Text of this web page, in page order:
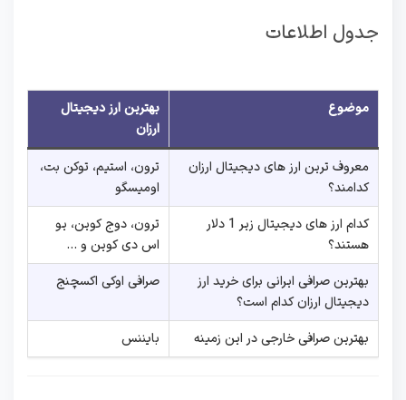
جدول اطلاعات
موضوع
بهترین ارز دیجیتال
ارزان
معروف ترین ارز های دیجیتال ارزان
کدامند؟
ترون، استیم، توکن بت،
اومیسگو
کدام ارز های دیجیتال زیر 1 دلار
هستند؟
ترون، دوج کوین، یو
اس دی کوین و …
بهترین صرافی ایرانی برای خرید ارز
دیجیتال ارزان کدام است؟
صرافی اوکی اکسچنج
بهترین صرافی خارجی در این زمینه بایننس